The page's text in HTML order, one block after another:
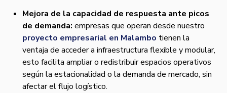
Mejora de la capacidad de respuesta ante picos
de demanda: empresas que operan desde nuestro
proyecto empresarial en Malambo tienen la
ventaja de acceder a infraestructura flexible y modular,
esto facilita ampliar o redistribuir espacios operativos
según la estacionalidad o la demanda de mercado, sin
afectar el flujo logístico.